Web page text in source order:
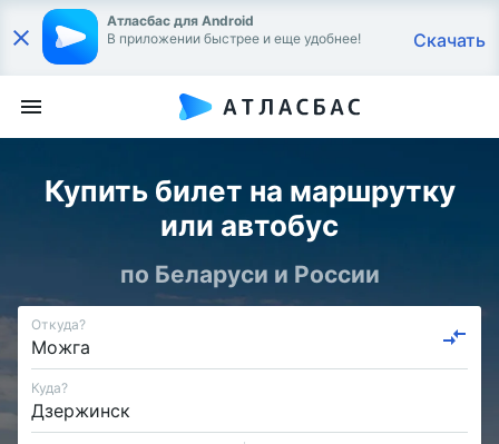
Атласбас для Android
В приложении быстрее и еще удобнее!
Скачать
Купить билет на маршрутку
или автобус
по Беларуси и России
Откуда?
Куда?